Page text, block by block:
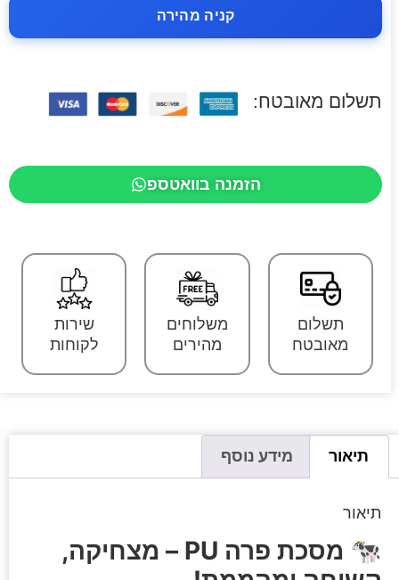
קניה מהירה
תשלום מאובטח:
הזמנה בוואטספ
תשלום
מאובטח
משלוחים
מהירים
שירות
לקוחות
תיאור מידע נוסף
תיאור
🐄
מסכת פרה PU – מצחיקה,